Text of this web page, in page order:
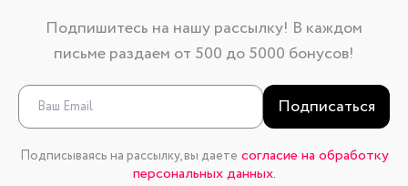
Подпишитесь на нашу рассылку! В каждом
письме раздаем от 500 до 5000 бонусов!
Подписаться
Подписываясь на рассылку, вы даете согласие на обработку
персональных данных.